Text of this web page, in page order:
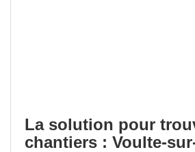
La solution pour
chantiers : Voulte-